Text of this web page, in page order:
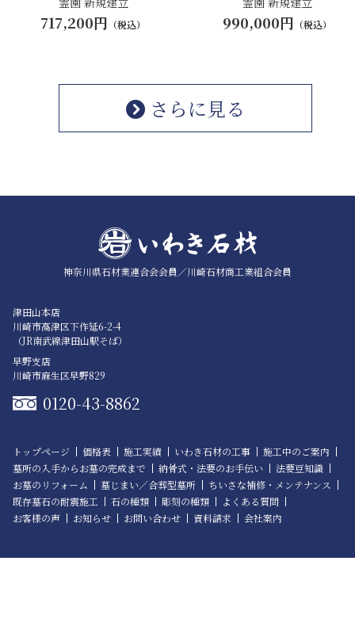
717,200円 （税込） 990,000円 （税込）
さらに見る
神奈川県石材業連合会会員／川崎石材商工業組合会員
津田山本店
川崎市高津区下作延6-2-4
（JR南武線津田山駅そば）
早野支店
川崎市麻生区早野829
0120-43-8862
トップページ 価格表 施工実績 いわき石材の工事
施工中のご案内
墓所の入手からお墓の完成まで
納骨式・法要のお手伝い
法要豆知識
お墓のリフォーム
墓じまい／合葬型墓所
ちいさな補修・メンテナンス
既存墓石の耐震施工
石の種類 彫刻の種類
よくある質問
お客様の声
お知らせ お問い合わせ 資料請求 会社案内